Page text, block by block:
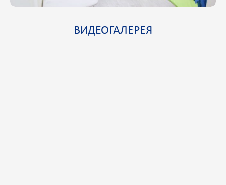
ВИДЕОГАЛЕРЕЯ